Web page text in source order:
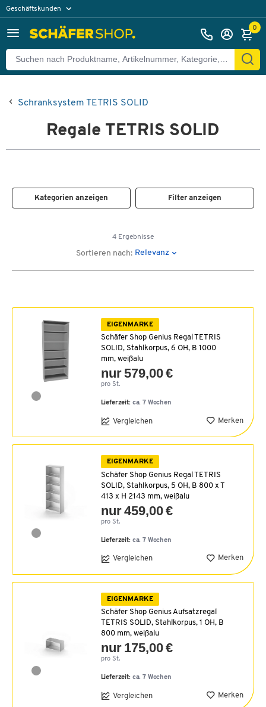
Geschäftskunden
0
Schranksystem TETRIS SOLID
Regale TETRIS SOLID
Kategorien anzeigen Filter anzeigen
4 Ergebnisse
Sortieren nach: Relevanz
EIGENMARKE
Schäfer Shop Genius Regal TETRIS
SOLID, Stahlkorpus, 6 OH, B 1000
mm, weißalu
nur 579,00 €
pro St.
Lieferzeit: ca. 7 Wochen
Vergleichen Merken
EIGENMARKE
Schäfer Shop Genius Regal TETRIS
SOLID, Stahlkorpus, 5 OH, B 800 x T
413 x H 2143 mm, weißalu
nur 459,00 €
pro St.
Lieferzeit: ca. 7 Wochen
Vergleichen Merken
EIGENMARKE
Schäfer Shop Genius Aufsatzregal
TETRIS SOLID, Stahlkorpus, 1 OH, B
800 mm, weißalu
nur 175,00 €
pro St.
Lieferzeit: ca. 7 Wochen
Vergleichen Merken